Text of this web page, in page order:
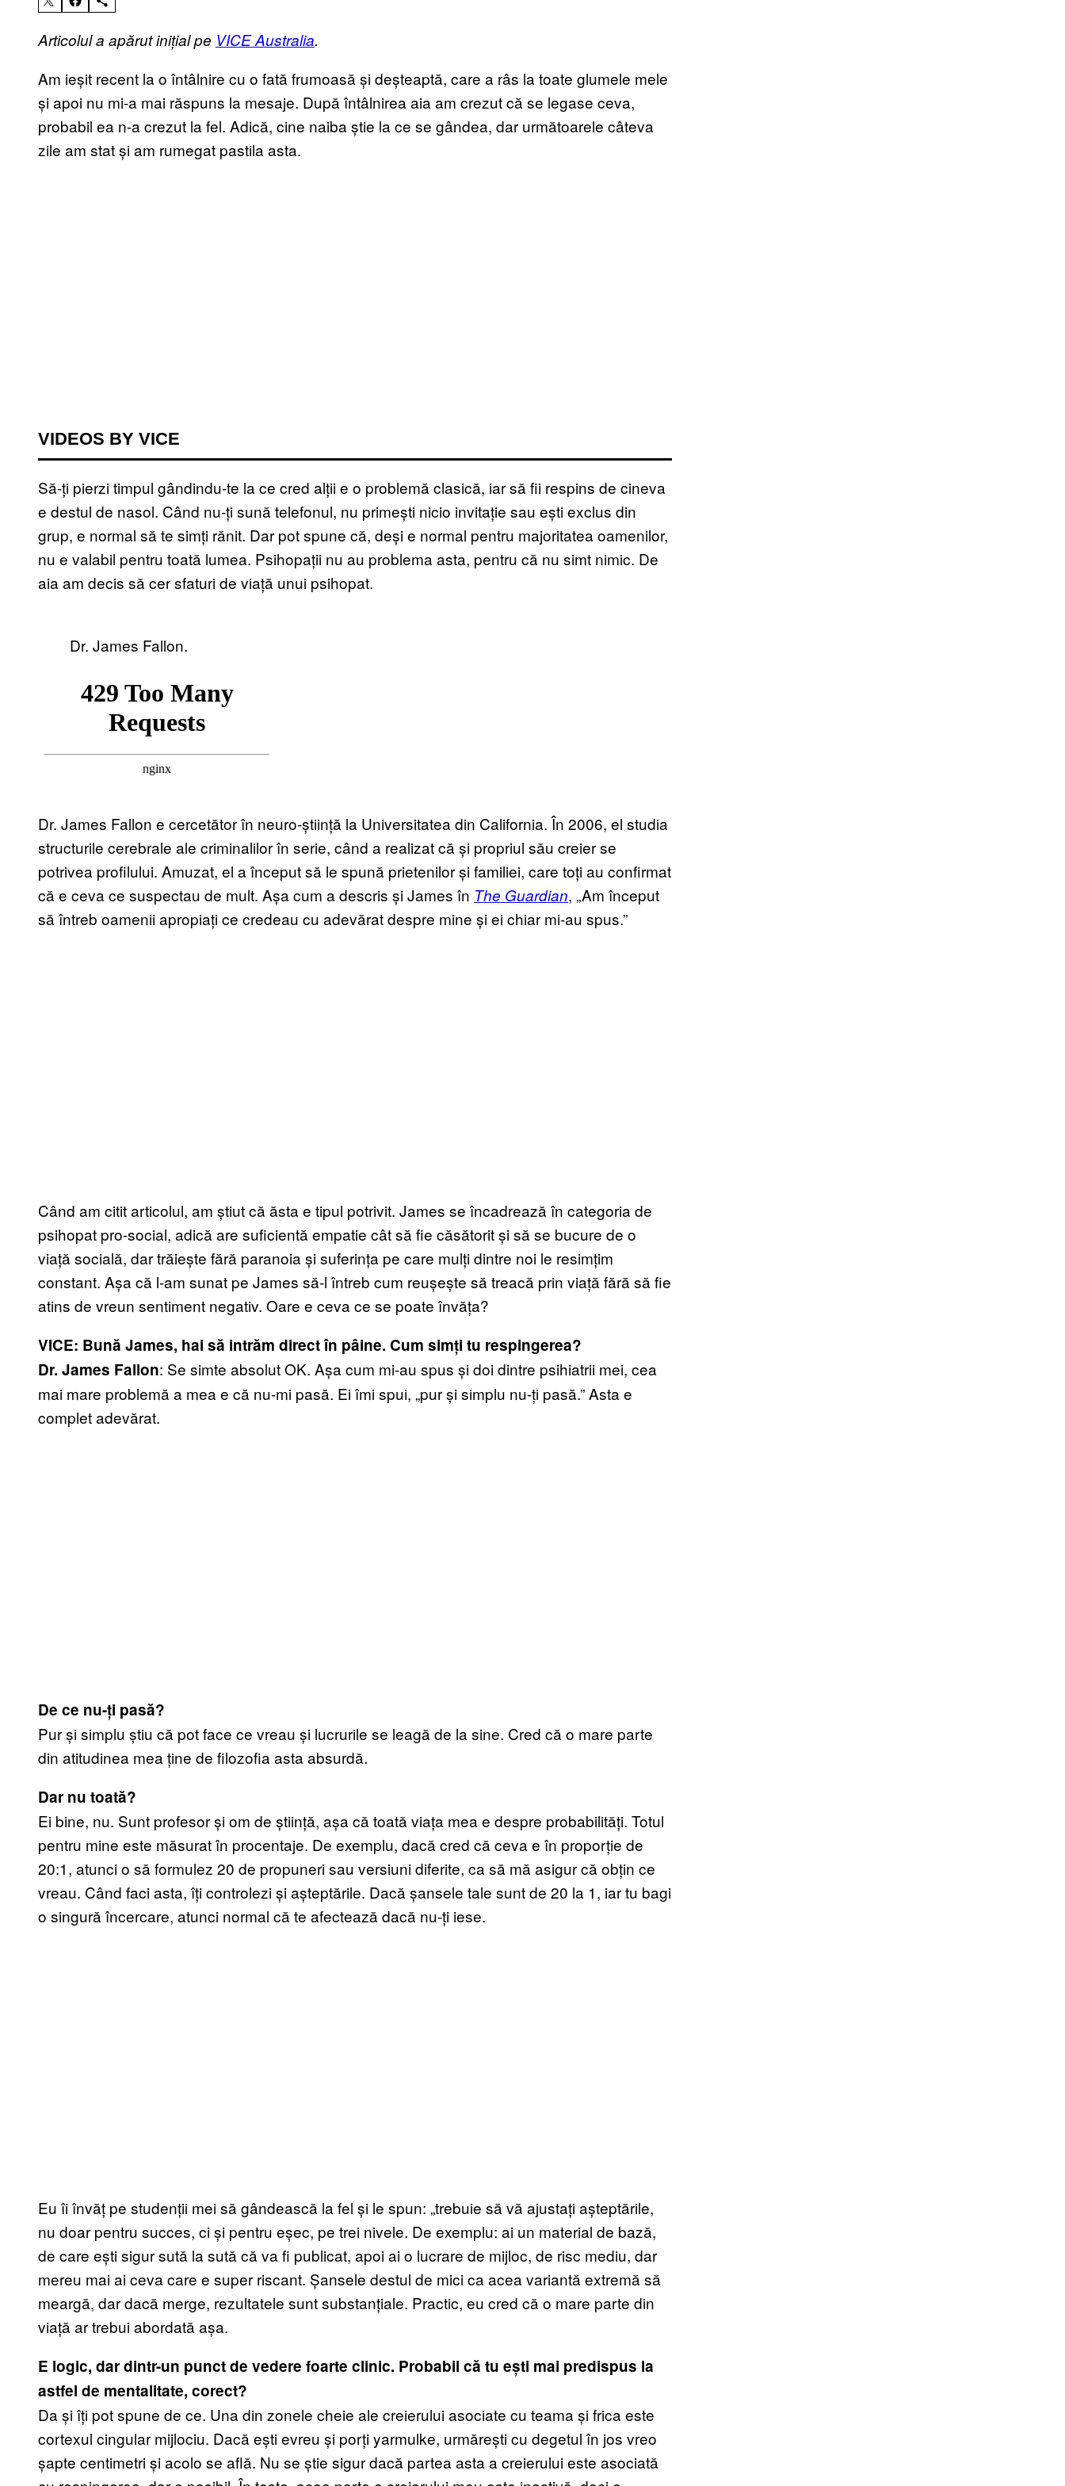
Articolul a apărut inițial pe VICE Australia.
Am ieșit recent la o întâlnire cu o fată frumoasă și deșteaptă, care a râs la toate glumele mele
și apoi nu mi-a mai răspuns la mesaje. După întâlnirea aia am crezut că se legase ceva,
probabil ea n-a crezut la fel. Adică, cine naiba știe la ce se gândea, dar următoarele câteva
zile am stat și am rumegat pastila asta.
VIDEOS BY VICE
Să-ți pierzi timpul gândindu-te la ce cred alții e o problemă clasică, iar să fii respins de cineva
e destul de nasol. Când nu-ți sună telefonul, nu primești nicio invitație sau ești exclus din
grup, e normal să te simți rănit. Dar pot spune că, deși e normal pentru majoritatea oamenilor,
nu e valabil pentru toată lumea. Psihopații nu au problema asta, pentru că nu simt nimic. De
aia am decis să cer sfaturi de viață unui psihopat.
Dr. James Fallon.
Dr. James Fallon e cercetător în neuro-știință la Universitatea din California. În 2006, el studia
structurile cerebrale ale criminalilor în serie, când a realizat că și propriul său creier se
potrivea profilului. Amuzat, el a început să le spună prietenilor și familiei, care toți au confirmat
că e ceva ce suspectau de mult. Așa cum a descris și James în The Guardian, „Am început
să întreb oamenii apropiați ce credeau cu adevărat despre mine și ei chiar mi-au spus.”
Când am citit articolul, am știut că ăsta e tipul potrivit. James se încadrează în categoria de
psihopat pro-social, adică are suficientă empatie cât să fie căsătorit și să se bucure de o
viață socială, dar trăiește fără paranoia și suferința pe care mulți dintre noi le resimțim
constant. Așa că l-am sunat pe James să-l întreb cum reușește să treacă prin viață fără să fie
atins de vreun sentiment negativ. Oare e ceva ce se poate învăța?
VICE: Bună James, hai să intrăm direct în pâine. Cum simți tu respingerea?
Dr. James Fallon: Se simte absolut OK. Așa cum mi-au spus și doi dintre psihiatrii mei, cea
mai mare problemă a mea e că nu-mi pasă. Ei îmi spui, „pur și simplu nu-ți pasă.” Asta e
complet adevărat.
De ce nu-ți pasă?
Pur și simplu știu că pot face ce vreau și lucrurile se leagă de la sine. Cred că o mare parte
din atitudinea mea ține de filozofia asta absurdă.
Dar nu toată?
Ei bine, nu. Sunt profesor și om de știință, așa că toată viața mea e despre probabilități. Totul
pentru mine este măsurat în procentaje. De exemplu, dacă cred că ceva e în proporție de
20:1, atunci o să formulez 20 de propuneri sau versiuni diferite, ca să mă asigur că obțin ce
vreau. Când faci asta, îți controlezi și așteptările. Dacă șansele tale sunt de 20 la 1, iar tu bagi
o singură încercare, atunci normal că te afectează dacă nu-ți iese.
Eu îi învăț pe studenții mei să gândească la fel și le spun: „trebuie să vă ajustați așteptările,
nu doar pentru succes, ci și pentru eșec, pe trei nivele. De exemplu: ai un material de bază,
de care ești sigur sută la sută că va fi publicat, apoi ai o lucrare de mijloc, de risc mediu, dar
mereu mai ai ceva care e super riscant. Șansele destul de mici ca acea variantă extremă să
meargă, dar dacă merge, rezultatele sunt substanțiale. Practic, eu cred că o mare parte din
viață ar trebui abordată așa.
E logic, dar dintr-un punct de vedere foarte clinic. Probabil că tu ești mai predispus la
astfel de mentalitate, corect?
Da și îți pot spune de ce. Una din zonele cheie ale creierului asociate cu teama și frica este
cortexul cingular mijlociu. Dacă ești evreu și porți yarmulke, urmărești cu degetul în jos vreo
șapte centimetri și acolo se află. Nu se știe sigur dacă partea asta a creierului este asociată